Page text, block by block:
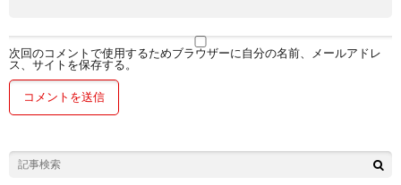
次回のコメントで使用するためブラウザーに自分の名前、メールアドレ
ス、サイトを保存する。